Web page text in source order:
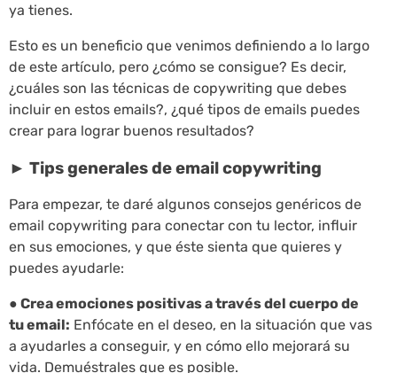
ya tienes.
Esto es un beneficio que venimos definiendo a lo largo
de este artículo, pero ¿cómo se consigue? Es decir,
¿cuáles son las técnicas de copywriting que debes
incluir en estos emails?, ¿qué tipos de emails puedes
crear para lograr buenos resultados?
► Tips generales de email copywriting
Para empezar, te daré algunos consejos genéricos de
email copywriting para conectar con tu lector, influir
en sus emociones, y que éste sienta que quieres y
puedes ayudarle:
● Crea emociones positivas a través del cuerpo de
tu email: Enfócate en el deseo, en la situación que vas
a ayudarles a conseguir, y en cómo ello mejorará su
vida. Demuéstrales que es posible.